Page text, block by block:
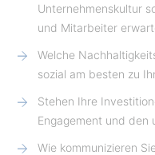
Unternehmenskultur
und Mitarbeiter
Welche
sozial am besten zu
Stehen Ihre
Engagement und den
Wie kommunizieren